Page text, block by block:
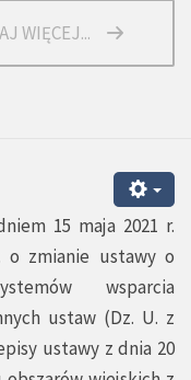
WIĘCEJ...
15 maja 2021 r.
o zmianie ustawy o
wsparcia
ustaw (Dz. U. z
ustawy z dnia 20